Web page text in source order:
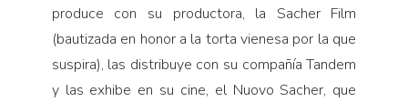
produce con su productora, la Sacher Film
(bautizada en honor a la torta vienesa por la que
suspira), las distribuye con su compañía Tandem
y las exhibe en su cine, el Nuovo Sacher, que